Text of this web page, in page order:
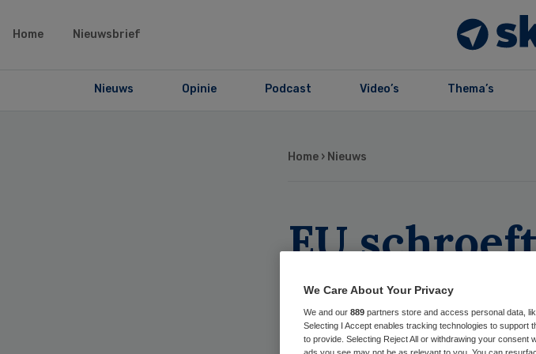
Home Nieuwsbrief
Nieuws Opinie Podcast Video’s Thema’s
Home › Nieuws
EU
op tot 1
We Care About Your Privacy
We and our 889 partners store and access personal data,
Selecting I Accept enables tracking technologies to
to provide. Selecting Reject All or withdrawing your